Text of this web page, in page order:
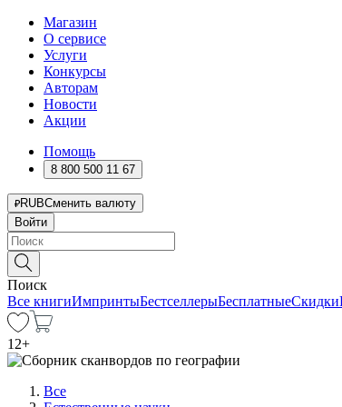
Магазин
О сервисе
Услуги
Конкурсы
Авторам
Новости
Акции
Помощь
8 800 500 11 67
RUBСменить валюту
Войти
Поиск
Все книгиИмпринтыБестселлерыБесплатныеСкидки
12+
Все